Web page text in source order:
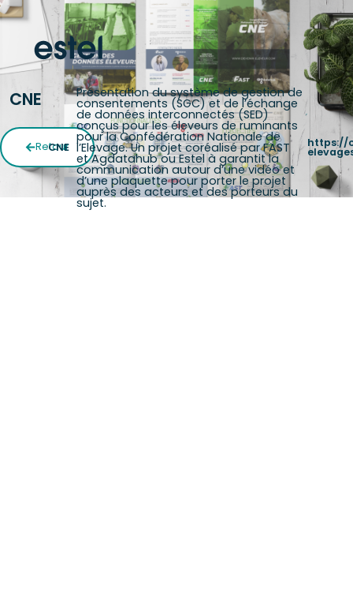
Retour
CNE
CNE
Présentation du système de gestion de
consentements (SGC) et de l’échange
de données interconnectés (SED)
conçus pour les éleveurs de ruminants
pour la Confédération Nationale de
l’Elevage. Un projet coréalisé par FAST
et Agdatahub ou Estel à garantit la
communication autour d’une vidéo et
d’une plaquette pour porter le projet
auprès des acteurs et des porteurs du
sujet.
https://